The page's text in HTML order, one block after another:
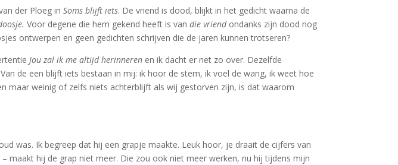
der Ploeg inSoms blijft iets. De vriend is dood, blijkt in het gedicht waarna de
Voor degene die hem gekend heeft is vandie vriendondanks zijn dood nog
ontwerpen en geen gedichten schrijven die de jaren kunnen trotseren?
Jou zal ik me altijd herinneren en ik dacht er net zo over. Dezelfde
de een blijft iets bestaan in mij: ik hoor de stem, ik voel de wang, ik weet hoe
maar weinig of zelfs niets achterblijft als wij gestorven zijn, is dat waarom
was. Ik begreep dat hij een grapje maakte. Leuk hoor, je draait de cijfers van
maakt hij de grap niet meer. Die zou ook niet meer werken, nu hij tijdens mijn